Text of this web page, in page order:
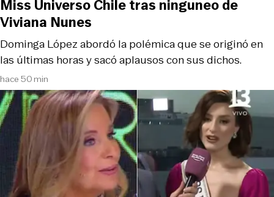
hace 50 min
Dominga López abordó la polémica que se originó en
las últimas horas y sacó aplausos con sus dichos.
Miss Universo Chile tras ninguneo de
Viviana Nunes